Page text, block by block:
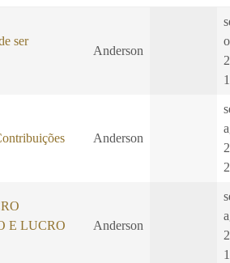
ser
Anderson
Anderson
E LUCRO
Anderson